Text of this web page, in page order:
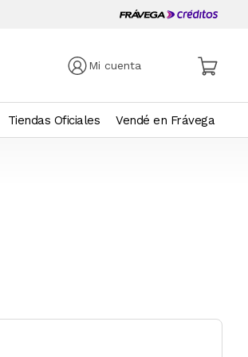
Mi cuenta
Tiendas Oficiales Vendé en Frávega